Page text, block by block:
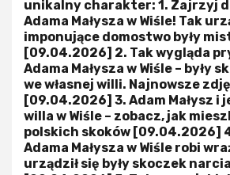
unikalny charakter: 1. Zajrzyj
Adama Małysza w Wiśle! Tak
imponujące domostwo były
[09.04.2026] 2. Tak wygląda
Adama Małysza w Wiśle – były
we własnej willi. Najnowsze
[09.04.2026] 3. Adam Małysz i
willa w Wiśle – zobacz, jak
polskich skoków [09.04.2026]
Adama Małysza w Wiśle robi
urządził się były skoczek